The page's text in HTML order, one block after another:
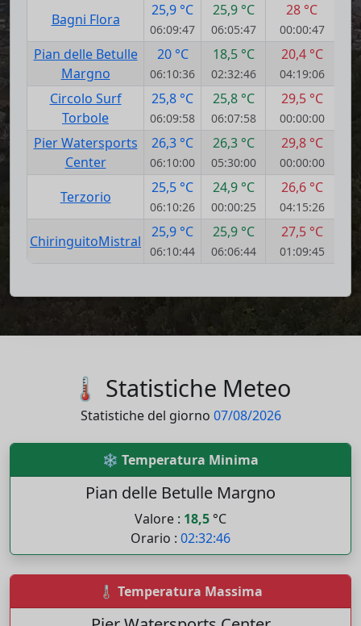
Bagni Flora
25,9 °C
06:09:47
25,9 °C
06:05:47
28 °C
00:00:47
Pian delle Betulle
Margno
20 °C
06:10:36
18,5 °C
02:32:46
20,4 °C
04:19:06
Circolo Surf
Torbole
25,8 °C
06:09:58
25,8 °C
06:07:58
29,5 °C
00:00:00
Pier Watersports
Center
26,3 °C
06:10:00
26,3 °C
05:30:00
29,8 °C
00:00:00
Terzorio
25,5 °C
06:10:26
24,9 °C
00:00:25
26,6 °C
04:15:26
ChiringuitoMistral
25,9 °C
06:10:44
25,9 °C
06:06:44
27,5 °C
01:09:45
🌡️ Statistiche Meteo
Statistiche del giorno 07/08/2026
❄️ Temperatura Minima
Pian delle Betulle Margno
Valore : 18,5 °C
Orario : 02:32:46
🌡️ Temperatura Massima